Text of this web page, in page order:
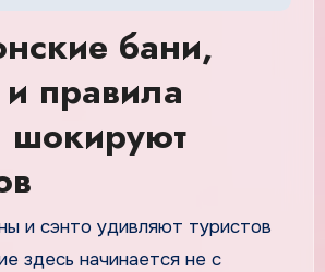
бани,
правила
шокируют
и сэнто удивляют туристов
здесь начинается не с